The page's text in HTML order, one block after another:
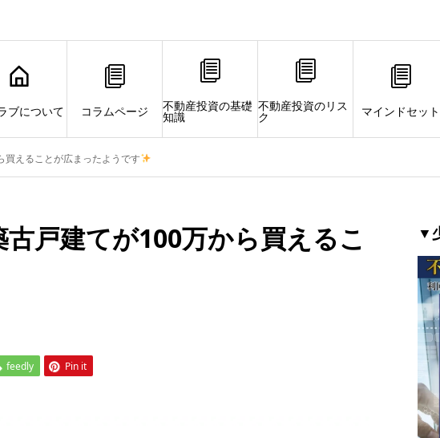
ブについて コラムページ 不動産投資の基礎
知識
不動産投資のリス
ク マインドセット
えることが広まったようです
戸建てが100万から買えるこ
feedly Pin it
▼